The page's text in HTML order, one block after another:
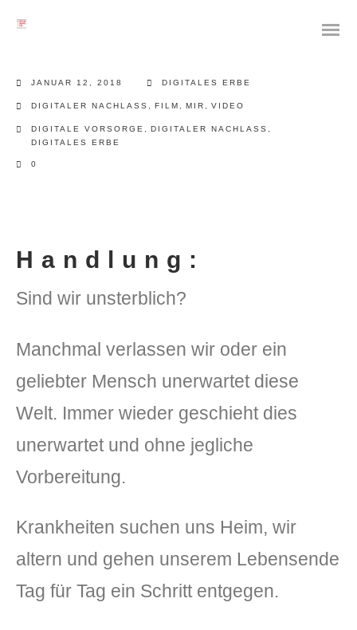
JANUAR 12, 2018 DIGITALES ERBE
DIGITALER NACHLASS FILM MIR VIDEO
DIGITALE VORSORGE DIGITALER NACHLASS
DIGITALES ERBE
0
Handlung:
Sind wir unsterblich?
Manchmal verlassen wir oder ein
geliebter Mensch unerwartet diese
Welt. Immer wieder geschieht dies
unerwartet und ohne jegliche
Vorbereitung.
Krankheiten suchen uns Heim, wir
altern und gehen unserem Lebensende
Tag für Tag ein Schritt entgegen.